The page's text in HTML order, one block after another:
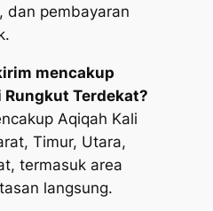
dan pembayaran
mencakup
Terdekat?
Aqiqah Kali
Timur, Utara,
termasuk area
langsung.